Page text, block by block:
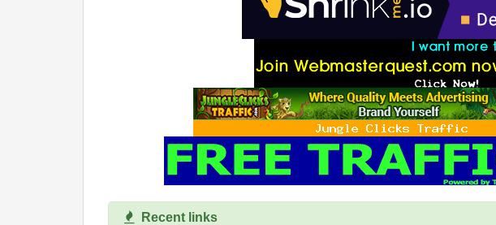
Recent links